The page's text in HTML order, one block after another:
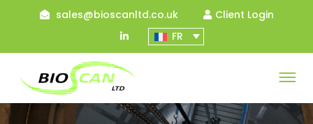
sales@bioscanltd.co.uk
Client Login
LinkedIn
Profile
FR